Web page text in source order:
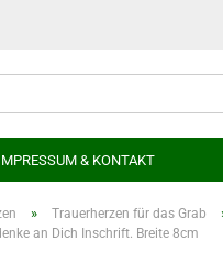
& KONTAKT
» Trauerherzen für das Grab
an Dich Inschrift. Breite 8cm